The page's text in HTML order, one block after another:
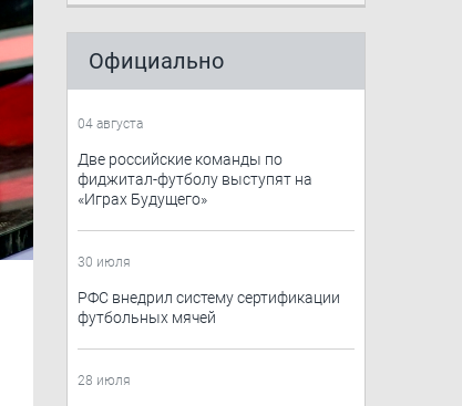
Официально
04 августа
Две российские команды по
фиджитал-футболу выступят на
«Играх Будущего»
30 июля
РФС внедрил систему сертификации
футбольных мячей
28 июля